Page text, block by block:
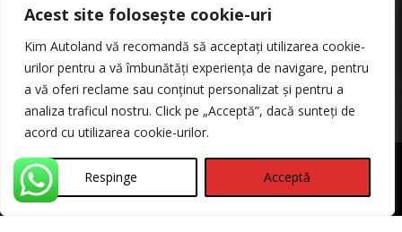
Acest site folosește cookie-uri
Kim Autoland vă recomandă să acceptați utilizarea cookie-
urilor pentru a vă îmbunătăți experiența de navigare, pentru
a vă oferi reclame sau conținut personalizat și pentru a
analiza traficul nostru. Click pe „Acceptă”, dacă sunteți de
acord cu utilizarea cookie-urilor.
Respinge Acceptă
©Copyright 2026
Kimautoland
Politica de Confidentialitate
Contact